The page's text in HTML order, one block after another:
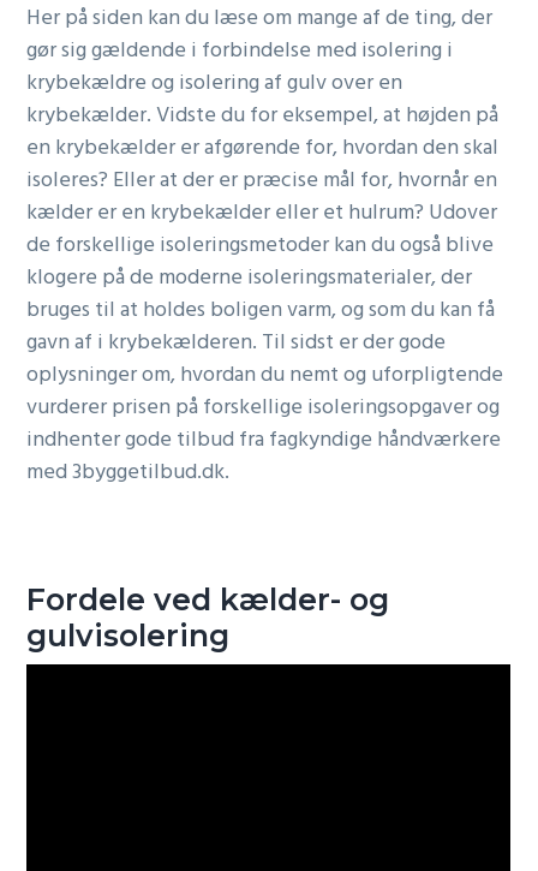
Her på siden kan du læse om mange af de ting, der
gør sig gældende i forbindelse med isolering i
krybekældre og isolering af gulv over en
krybekælder. Vidste du for eksempel, at højden på
en krybekælder er afgørende for, hvordan den skal
isoleres? Eller at der er præcise mål for, hvornår en
kælder er en krybekælder eller et hulrum? Udover
de forskellige isoleringsmetoder kan du også blive
klogere på de moderne isoleringsmaterialer, der
bruges til at holdes boligen varm, og som du kan få
gavn af i krybekælderen. Til sidst er der gode
oplysninger om, hvordan du nemt og uforpligtende
vurderer prisen på forskellige isoleringsopgaver og
indhenter gode tilbud fra fagkyndige håndværkere
med 3byggetilbud.dk.
Fordele ved kælder- og
gulvisolering